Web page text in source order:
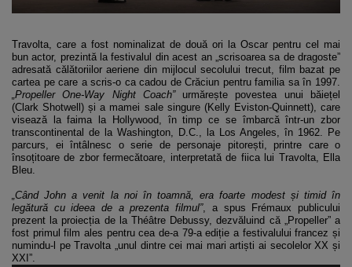
Travolta, care a fost nominalizat de două ori la Oscar pentru cel mai
bun actor, prezintă la festivalul din acest an „scrisoarea sa de dragoste”
adresată călătoriilor aeriene din mijlocul secolului trecut, film bazat pe
cartea pe care a scris-o ca cadou de Crăciun pentru familia sa în 1997.
„Propeller One-Way Night Coach”urmărește povestea unui băiețel
(Clark Shotwell) și a mamei sale singure (Kelly Eviston-Quinnett), care
visează la faima la Hollywood, în timp ce se îmbarcă într-un zbor
transcontinental de la Washington, D.C., la Los Angeles, în 1962. Pe
parcurs, ei întâlnesc o serie de personaje pitorești, printre care o
însoțitoare de zbor fermecătoare, interpretată de fiica lui Travolta, Ella
Bleu.
„Când John a venit la noi în toamnă, era foarte modest și timid în
legătură cu ideea de a prezenta filmul”, a spus Frémaux publicului
prezent la proiecția de la Théâtre Debussy, dezvăluind că „Propeller” a
fost primul film ales pentru cea de-a 79-a ediție a festivalului francez și
numindu-l pe Travolta „unul dintre cei mai mari artiști ai secolelor XX și
XXI”.